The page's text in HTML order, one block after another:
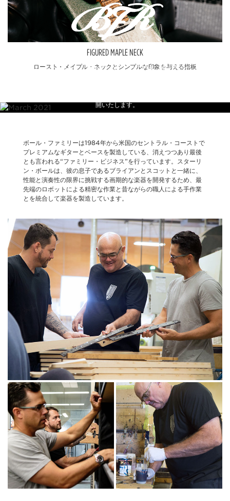
FIGURED MAPLE NECK
ロースト・メイプル・ネックとシンプルな印象を与える指板
ボール・ファミリー・リザーブとは、とっておきの極上のトーン・ウッ
開いたします。
ボール・ファミリーは1984年から米国のセントラル・コーストで
プレミアムなギターとベースを製造している、消えつつあり最後
とも言われる“ファミリー・ビジネス”を行っています。スターリ
ン・ボールは、彼の息子であるブライアンとスコットと一緒に、
性能と演奏性の限界に挑戦する画期的な楽器を開発するため、最
先端のロボットによる精密な作業と昔ながらの職人による手作業
とを統合して楽器を製造しています。